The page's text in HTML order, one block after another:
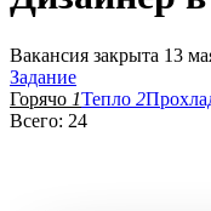
Вакансия закрыта 13
Задание
Горячо 1Тепло 2
Всего: 24